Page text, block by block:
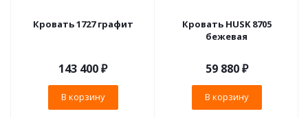
Кровать 1727 графит
143 400₽
В корзину
Кровать HUSK 8705
бежевая
59 880₽
В корзину